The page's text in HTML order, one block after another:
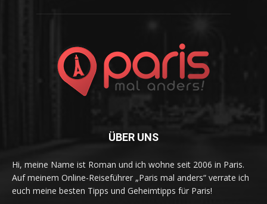
ÜBER UNS
Hi, meine Name ist Roman und ich wohne seit 2006 in Paris.
Auf meinem Online-Reiseführer „Paris mal anders“ verrate ich
euch meine besten Tipps und Geheimtipps für Paris!